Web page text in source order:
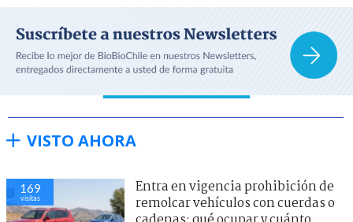
VISTO AHORA
169
visitas
Entra en vigencia prohibición de
remolcar vehículos con cuerdas o